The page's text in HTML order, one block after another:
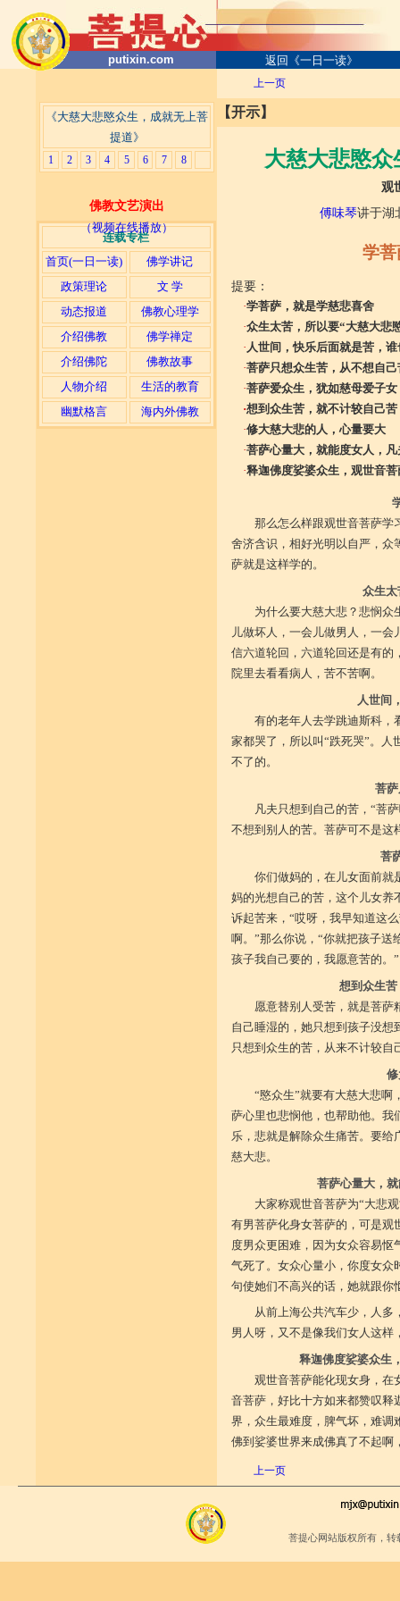
putixin.com 返回《一日一读》
《大慈大悲愍众生，成就无上菩
提道》
1 2 3 4 5 6 7 8
佛教文艺演出
（视频在线播放）
连载专栏
首页(一日一读)
佛学讲记
政策理论
文 学
动态报道
佛教心理学
介绍佛教
佛学禅定
介绍佛陀
佛教故事
人物介绍
生活的教育
幽默格言
海内外佛教
上一页
【开示】
大慈大悲愍
观
傅味琴讲于湖
学
提要：
·学菩萨，就是学慈悲喜舍
·众生太苦，所以要“大慈大悲
·人世间，快乐后面就是苦，
·菩萨只想众生苦，从不想自己
·菩萨爱众生，犹如慈母爱子女
·想到众生苦，就不计较自己
·修大慈大悲的人，心量要大
·菩萨心量大，就能度女人，
·释迦佛度娑婆众生，观世音
那么怎么样跟观世音菩萨学
舍济含识，相好光明以自严，众
萨就是这样学的。
众生太
为什么要大慈大悲？悲悯众
儿做坏人，一会儿做男人，一
信六道轮回，六道轮回还是有的
院里去看看病人，苦不苦啊。
人世间
有的老年人去学跳迪斯科，
家都哭了，所以叫“跌死哭”。
不了的。
菩
凡夫只想到自己的苦，“菩
不想到别人的苦。菩萨可不是这
菩
你们做妈的，在儿女面前就
妈的光想自己的苦，这个儿女养
诉起苦来，“哎呀，我早知道这
啊。”那么你说，“你就把孩子送
孩子我自己要的，我愿意苦的。”
想到众生
愿意替别人受苦，就是菩萨
自己睡湿的，她只想到孩子没
只想到众生的苦，从来不计较自
“愍众生”就要有大慈大悲啊
萨心里也悲悯他，也帮助他。我
乐，悲就是解除众生痛苦。要
慈大悲。
菩萨心量大，
大家称观世音菩萨为“大悲
有男菩萨化身女菩萨的，可是观
度男众更困难，因为女众容易
气死了。女众心量小，你度女众
句使她们不高兴的话，她就跟你
从前上海公共汽车少，人多
男人呀，又不是像我们女人这样
释迦佛度娑婆众生
观世音菩萨能化现女身，在
音菩萨，好比十方如来都赞叹释
界，众生最难度，脾气坏，难调
佛到娑婆世界来成佛真了不起啊
上一页
菩提心网站版权所有，